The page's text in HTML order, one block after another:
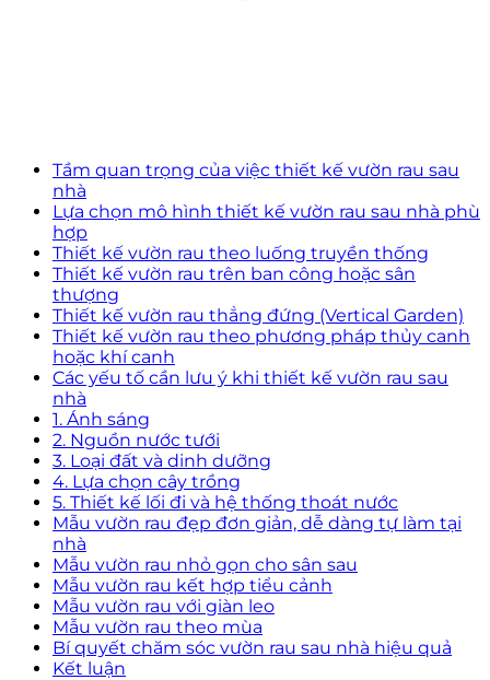
Tầm quan trọng của việc thiết kế vườn rau sau
nhà
Lựa chọn mô hình thiết kế vườn rau sau nhà phù
hợp
Thiết kế vườn rau theo luống truyền thống
Thiết kế vườn rau trên ban công hoặc sân
thượng
Thiết kế vườn rau thẳng đứng (Vertical Garden)
Thiết kế vườn rau theo phương pháp thủy canh
hoặc khí canh
Các yếu tố cần lưu ý khi thiết kế vườn rau sau
nhà
1. Ánh sáng
2. Nguồn nước tưới
3. Loại đất và dinh dưỡng
4. Lựa chọn cây trồng
5. Thiết kế lối đi và hệ thống thoát nước
Mẫu vườn rau đẹp đơn giản, dễ dàng tự làm tại
nhà
Mẫu vườn rau nhỏ gọn cho sân sau
Mẫu vườn rau kết hợp tiểu cảnh
Mẫu vườn rau với giàn leo
Mẫu vườn rau theo mùa
Bí quyết chăm sóc vườn rau sau nhà hiệu quả
Kết luận